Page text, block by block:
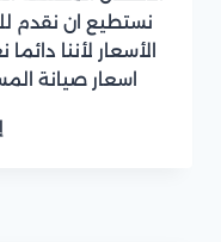
نستطيع ان نقدم
الأسعار لأننا
اسعار صيانة